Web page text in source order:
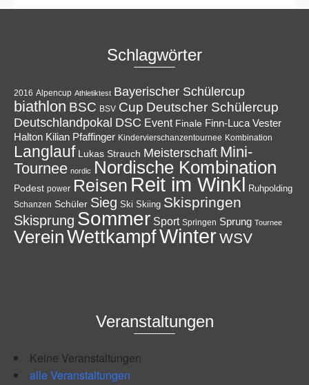
Schlagwörter
2016 Alpencup Athletiktest Bayerischer Schülercup
biathlon BSC BSV Cup Deutscher Schülercup
Deutschlandpokal DSC Event Finale Finn-Luca Vester
Halton Kilian Pfaffinger Kindervierschanzentournee Kombination
Langlauf Lukas Strauch Meisterschaft Mini-
Tournee nordic Nordische Kombination
Podest power Reisen Reit im Winkl Ruhpolding
Schanzen Schüler Sieg Ski Skiing Skispringen
Skisprung Sommer Sport Springen Sprung Tournee
VereinWettkampfWinterWSV
Veranstaltungen
Keine Veranstaltungen
alle Veranstaltungen